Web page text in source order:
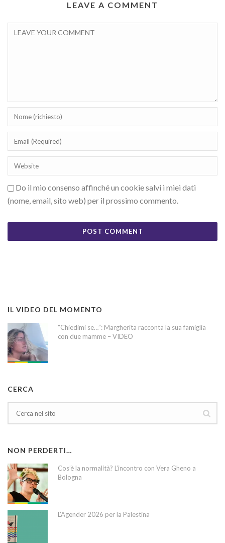
LEAVE A COMMENT
Do il mio consenso affinché un cookie salvi i miei dati
(nome, email, sito web) per il prossimo commento.
IL VIDEO DEL MOMENTO
“Chiedimi se…”: Margherita racconta la sua famiglia
con due mamme – VIDEO
CERCA
NON PERDERTI…
Cos’è la normalità? L’incontro con Vera Gheno a
Bologna
L’Agender 2026 per la Palestina